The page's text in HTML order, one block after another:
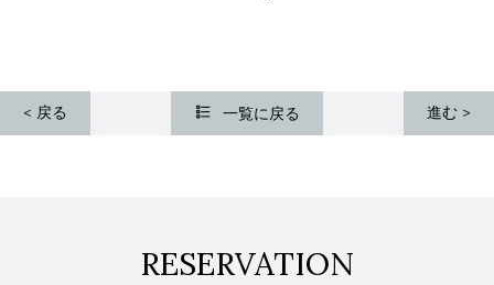
< 戻る 一覧に戻る 進む >
RESERVATION